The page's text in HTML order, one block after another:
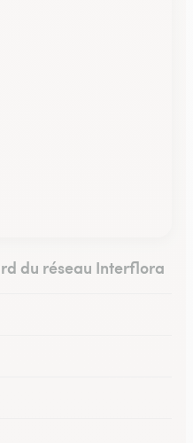
du réseau Interflora